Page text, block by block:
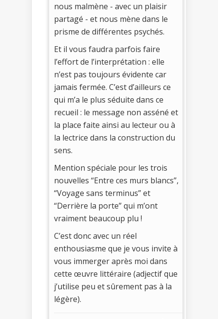
nous malmène - avec un plaisir
partagé - et nous mène dans le
prisme de différentes psychés.
Et il vous faudra parfois faire
l’effort de l’interprétation : elle
n’est pas toujours évidente car
jamais fermée. C’est d’ailleurs ce
qui m’a le plus séduite dans ce
recueil : le message non asséné et
la place faite ainsi au lecteur ou à
la lectrice dans la construction du
sens.
Mention spéciale pour les trois
nouvelles “Entre ces murs blancs”,
“Voyage sans terminus” et
“Derrière la porte” qui m’ont
vraiment beaucoup plu !
C’est donc avec un réel
enthousiasme que je vous invite à
vous immerger après moi dans
cette œuvre littéraire (adjectif que
j’utilise peu et sûrement pas à la
légère).